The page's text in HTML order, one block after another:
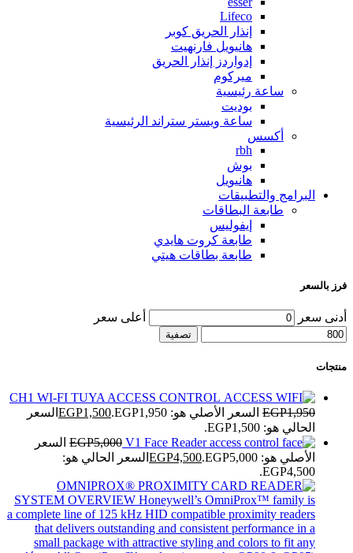
Lifeco
إنذار الحريق كوبر
هانيويل فارنهيت
إدواردز إنذار الحريق
ميركوم
ساعة رئيسية
بوديت
ساعة ويستر ستراند الرئيسية
أكسس
rbh
بوش
هانيويل
البرامج والتطبيقات
طابعة البطاقات
إيفوليس
طابعة كروت هايدي
طابعة بطاقات هيتي
فرز بالسعر
أدنى سعر أعلى سعر
تصفية
منتجات
CH1 WI-FI TUYA ACCESS CONTROL
EGP1,950 السعر الأصلي هو: EGP1,950. EGP1,500
السعر
الحالي هو: EGP1,500.
V1 Face Reader
EGP5,000
السعر
الأصلي هو: EGP5,000.
EGP4,500
السعر الحالي هو:
EGP4,500.